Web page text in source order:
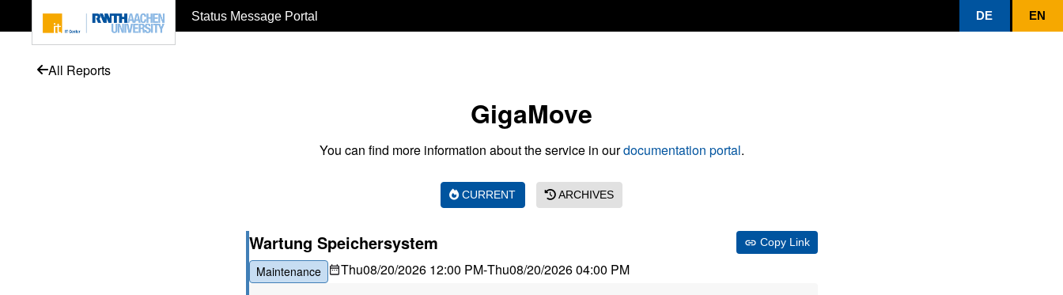
Status Message Portal DE EN
All Reports
GigaMove
You can find more information about the service in ourdocumentation portal.
CURRENT ARCHIVES
Wartung Speichersystem
Maintenance Thu08/20/2026 12:00 PM-Thu08/20/2026 04:00 PM
Copy Link